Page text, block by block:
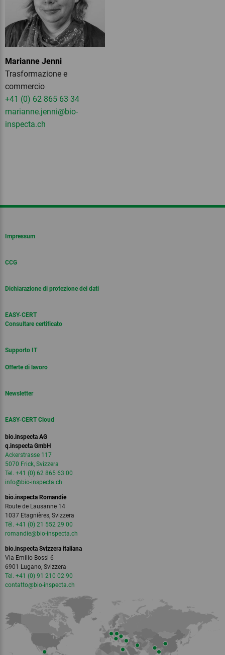
Marianne Jenni
Trasformazione e
commercio
+41 (0) 62 865 63 34
marianne.jenni@bio-
inspecta.ch
Impressum
CCG
Dichiarazione di protezione dei dati
EASY-CERT
Consultare certificato
Supporto IT
Offerte di lavoro
Newsletter
EASY-CERT Cloud
bio.inspecta AG
q.inspecta GmbH
Ackerstrasse 117
5070 Frick, Svizzera
Tel. +41 (0) 62 865 63 00
info@bio-inspecta.ch
bio.inspecta Romandie
Route de Lausanne 14
1037 Etagnières, Svizzera
Tél. +41 (0) 21 552 29 00
romandie@bio-inspecta.ch
bio.inspecta Svizzera italiana
Via Emilio Bossi 6
6901 Lugano, Svizzera
Tel. +41 (0) 91 210 02 90
contatto@bio-inspecta.ch